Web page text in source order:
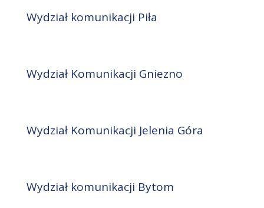
Wydział komunikacji Piła
Wydział Komunikacji Gniezno
Wydział Komunikacji Jelenia Góra
Wydział komunikacji Bytom